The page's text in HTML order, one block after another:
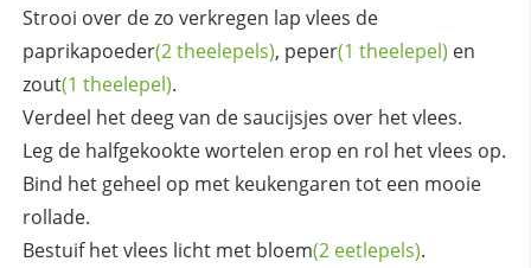
Strooi over de zo verkregen lap vlees de
paprikapoeder(2 theelepels), peper(1 theelepel) en
zout(1 theelepel).
Verdeel het deeg van de saucijsjes over het vlees.
Leg de halfgekookte wortelen erop en rol het vlees op.
Bind het geheel op met keukengaren tot een mooie
rollade.
Bestuif het vlees licht met bloem(2 eetlepels).